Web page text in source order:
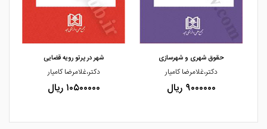
مشاهده و خرید مشاهده و خرید
حقوق شهری و شهرسازی
دکتر،غلامرضا کامیار
۹۰۰۰۰۰۰ ریال
شهر در پرتو رویه قضایی
دکتر،غلامرضا کامیار
۱۰۵۰۰۰۰۰ ریال